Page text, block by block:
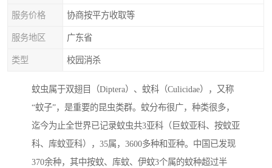
服务价格 协商按平方收取等
服务地区 广东省
类型 校园消杀
蚊虫属于双翅目（Diptera）、蚊科（Culicidae），又称
“蚊子”，是重要的昆虫类群。蚊分布很广，种类很多，
迄今为止全世界已记录蚊虫共3亚科（巨蚊亚科、按蚊亚
科、库蚊亚科），35属，3600多种和亚种。中国已发现
370余种，其中按蚊、库蚊、伊蚊3个属的蚊种超过半